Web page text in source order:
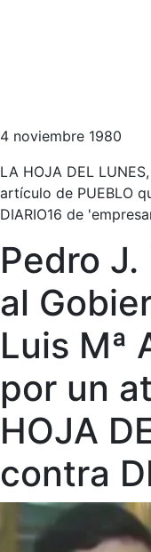
4 noviembre 1980
LA HOJA DEL
artículo de PUEBLO
DIARIO16 de
Pedro
al
Luis Mª
por un
HOJA
contra